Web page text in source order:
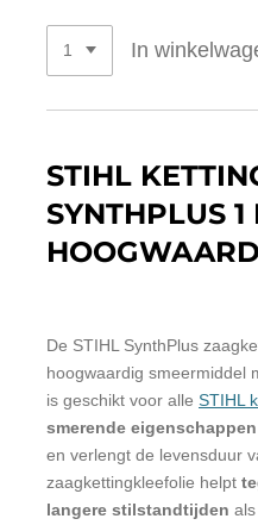
In
STIHL
SYNTHPLUS
De STIHL SynthPlus
hoogwaardig smeermiddel
is geschikt voor alle STIHL
smerende eigenschappen
en verlengt de levensduur
zaagkettingkleefolie helpt
langere stilstandtijden